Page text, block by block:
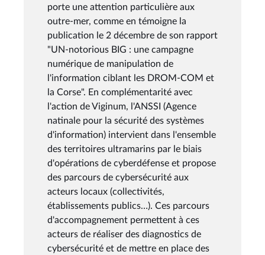
porte une attention particulière aux
outre-mer, comme en témoigne la
publication le 2 décembre de son rapport
"UN-notorious BIG : une campagne
numérique de manipulation de
l'information ciblant les DROM-COM et
la Corse". En complémentarité avec
l'action de Viginum, l'ANSSI (Agence
natinale pour la sécurité des systèmes
d'information) intervient dans l'ensemble
des territoires ultramarins par le biais
d'opérations de cyberdéfense et propose
des parcours de cybersécurité aux
acteurs locaux (collectivités,
établissements publics…). Ces parcours
d'accompagnement permettent à ces
acteurs de réaliser des diagnostics de
cybersécurité et de mettre en place des